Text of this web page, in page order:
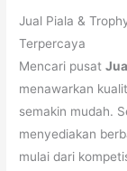
Jual Piala &
Terpercaya
Mencari pusat
menawarkan
semakin mudah.
menyediakan
mulai dari